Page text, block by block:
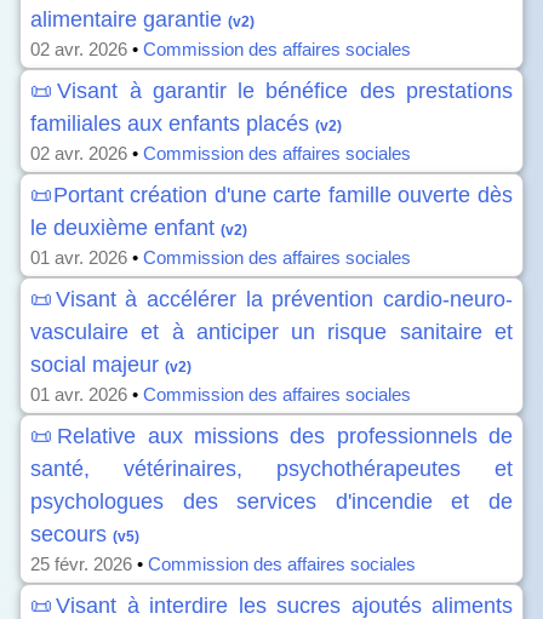
alimentaire garantie (v2)
02 avr. 2026 • Commission des affaires sociales
📜Visant à garantir le bénéfice des prestations
familiales aux enfants placés (v2)
02 avr. 2026 • Commission des affaires sociales
📜Portant création d'une carte famille ouverte dès
le deuxième enfant (v2)
01 avr. 2026 • Commission des affaires sociales
📜Visant à accélérer la prévention cardio-neuro-
vasculaire et à anticiper un risque sanitaire et
social majeur (v2)
01 avr. 2026 • Commission des affaires sociales
📜Relative aux missions des professionnels de
santé, vétérinaires, psychothérapeutes et
psychologues des services d'incendie et de
secours (v5)
25 févr. 2026 • Commission des affaires sociales
📜Visant à interdire les sucres ajoutés aliments